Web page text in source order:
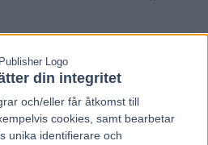
din integritet
och/eller får åtkomst till
cookies, samt bearbetar
unika identifierare och